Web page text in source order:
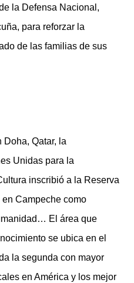
la Defensa Nacional,
para reforzar la
de las familias de sus
Doha, Qatar, la
Unidas para la
inscribió a la Reserva
Campeche como
El área que
se ubica en el
la segunda con mayor
en América y los mejor